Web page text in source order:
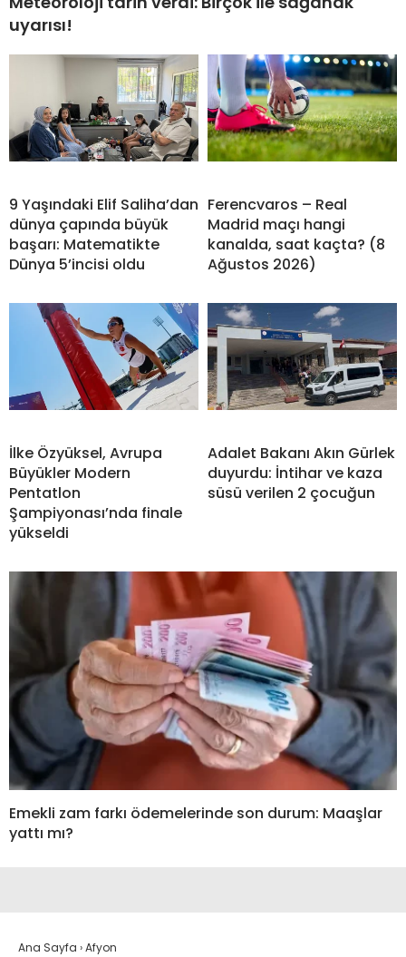
uyarısı!
9 Yaşındaki Elif Saliha’dan
dünya çapında büyük
başarı: Matematikte
Dünya 5’incisi oldu
Ferencvaros – Real
Madrid maçı hangi
kanalda, saat kaçta? (8
Ağustos 2026)
İlke Özyüksel, Avrupa
Büyükler Modern
Pentatlon
Şampiyonası’nda finale
yükseldi
Adalet Bakanı Akın Gürlek
duyurdu: İntihar ve kaza
süsü verilen 2 çocuğun
Emekli zam farkı ödemelerinde son durum: Maaşlar
yattı mı?
Ana Sayfa ›Afyon